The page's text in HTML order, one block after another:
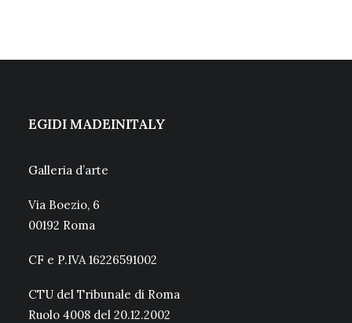
EGIDI MADEINITALY
Galleria d’arte
Via Boezio, 6
00192 Roma
CF e P.IVA 16226591002
CTU del Tribunale di Roma
Ruolo 4008 del 20.12.2002